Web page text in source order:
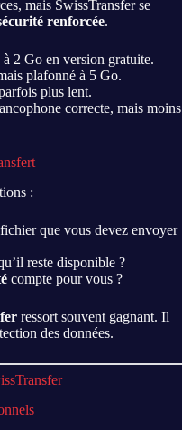
mais SwissTransfer se
renforcée.
2 Go en version gratuite.
plafonné à 5 Go.
plus lent.
correcte, mais moins
:
que vous devez envoyer
reste disponible ?
compte pour vous ?
ressort souvent gagnant. Il
des données.